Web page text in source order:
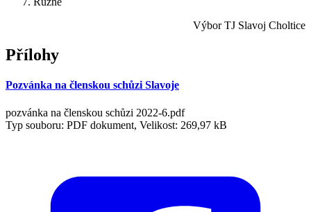
Výbor TJ Slavoj Choltice
Přílohy
Pozvánka na členskou schůzi Slavoje
pozvánka na členskou schůzi 2022-6.pdf
Typ souboru: PDF dokument, Velikost: 269,97 kB